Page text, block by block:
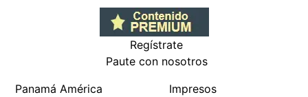
Regístrate
Paute con nosotros
Panamá América
Impresos